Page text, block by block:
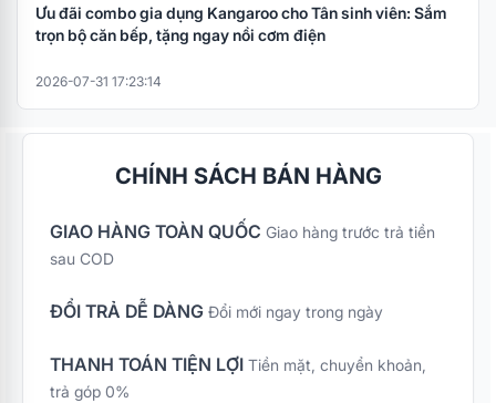
Ưu đãi combo gia dụng Kangaroo cho Tân sinh viên: Sắm
trọn bộ căn bếp, tặng ngay nồi cơm điện
2026-07-31 17:23:14
CHÍNH SÁCH BÁN HÀNG
GIAO HÀNG TOÀN QUỐC Giao hàng trước trả tiền
sau COD
ĐỔI TRẢ DỄ DÀNG Đổi mới ngay trong ngày
THANH TOÁN TIỆN LỢI Tiền mặt, chuyển khoản,
trả góp 0%